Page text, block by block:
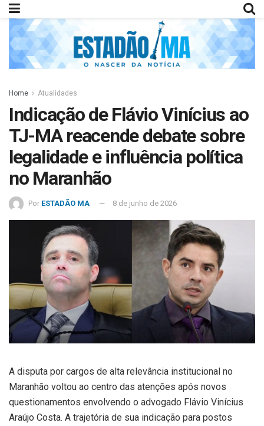
Home Atualidades
Indicação de Flávio Vinícius ao
TJ-MA reacende debate sobre
legalidade e influência política
no Maranhão
Por ESTADÃO MA 8 de junho de 2026
A disputa por cargos de alta relevância institucional no
Maranhão voltou ao centro das atenções após novos
questionamentos envolvendo o advogado Flávio Vinícius
Araújo Costa. A trajetória de sua indicação para postos